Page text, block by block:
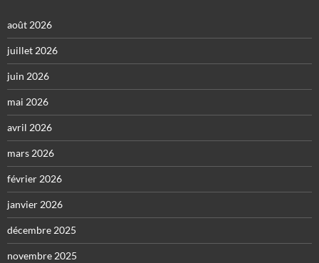
août 2026
juillet 2026
juin 2026
mai 2026
avril 2026
mars 2026
février 2026
janvier 2026
décembre 2025
novembre 2025